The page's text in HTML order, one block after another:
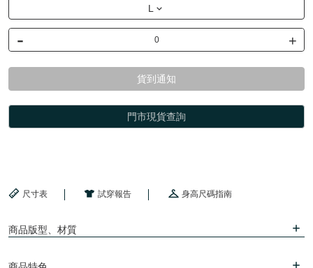
L
- +
貨到通知
門市現貨查詢
尺寸表 試穿報告 身高尺碼指南
商品版型、材質